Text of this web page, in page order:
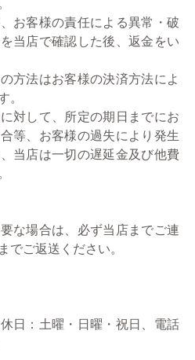
お客様の責任による異常・破
当店で確認した後、返金をい
方法はお客様の決済方法によ
。
対して、所定の期日までにお
等、お客様の過失により発生
当店は一切の遅延金及び他費
な場合は、必ず当店までご連
でご返送ください。
日：土曜・日曜・祝日、電話